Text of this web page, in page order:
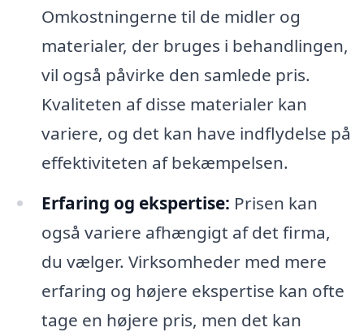
Omkostningerne til de midler og
materialer, der bruges i behandlingen,
vil også påvirke den samlede pris.
Kvaliteten af disse materialer kan
variere, og det kan have indflydelse på
effektiviteten af bekæmpelsen.
Erfaring og ekspertise: Prisen kan
også variere afhængigt af det firma,
du vælger. Virksomheder med mere
erfaring og højere ekspertise kan ofte
tage en højere pris, men det kan